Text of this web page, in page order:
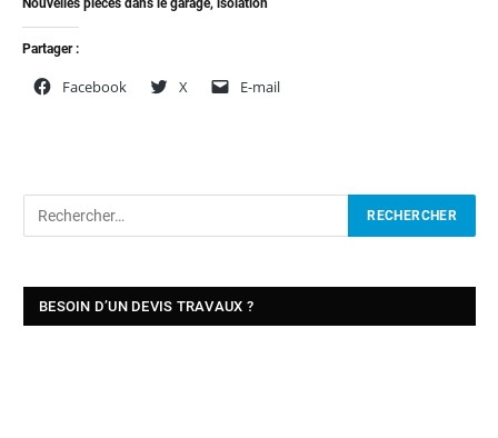
Nouvelles pièces dans le garage, isolation
Partager :
Facebook X E-mail
BESOIN D’UN DEVIS TRAVAUX ?